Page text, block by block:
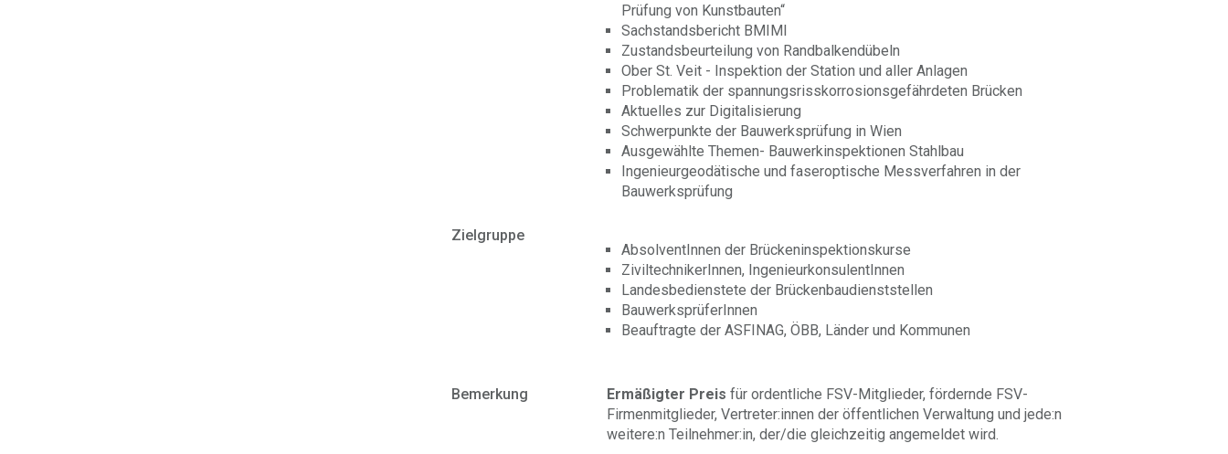
Prüfung von Kunstbauten“
Sachstandsbericht BMIMI
Zustandsbeurteilung von Randbalkendübeln
Ober St. Veit - Inspektion der Station und aller Anlagen
Problematik der spannungsrisskorrosionsgefährdeten Brücken
Aktuelles zur Digitalisierung
Schwerpunkte der Bauwerksprüfung in Wien
Ausgewählte Themen- Bauwerkinspektionen Stahlbau
Ingenieurgeodätische und faseroptische Messverfahren in der
Bauwerksprüfung
Zielgruppe
AbsolventInnen der Brückeninspektionskurse
ZiviltechnikerInnen, IngenieurkonsulentInnen
Landesbedienstete der Brückenbaudienststellen
BauwerksprüferInnen
Beauftragte der ASFINAG, ÖBB, Länder und Kommunen
Bemerkung Ermäßigter Preisfür ordentliche FSV-Mitglieder, fördernde FSV-
Firmenmitglieder, Vertreter:innen der öffentlichen Verwaltung und jede:n
weitere:n Teilnehmer:in, der/die gleichzeitig angemeldet wird.